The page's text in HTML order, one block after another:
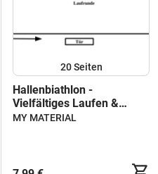
20Seiten
Hallenbiathlon -
Vielfältiges Laufen &
Werfen im Team (Note 1)
MY MATERIAL